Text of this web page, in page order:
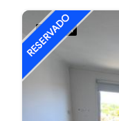
DESTACADA